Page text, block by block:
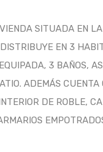
SITUADA EN
EN 3
3 BAÑOS,
ADEMÁS
DE ROBLE,